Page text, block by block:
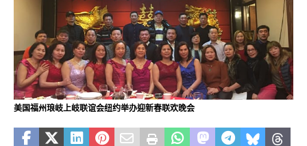
美国福州琅岐上岐联谊会纽约举办迎新春联欢晚会